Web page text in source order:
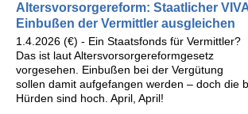
Altersvorsorgereform: Staatlicher
Einbußen der Vermittler ausgleichen
1.4.2026 (€) - Ein Staatsfonds für Vermittler?
Das ist laut Altersvorsorgereformgesetz
vorgesehen. Einbußen bei der Vergütung
sollen damit aufgefangen werden – doch die
Hürden sind hoch. April, April!